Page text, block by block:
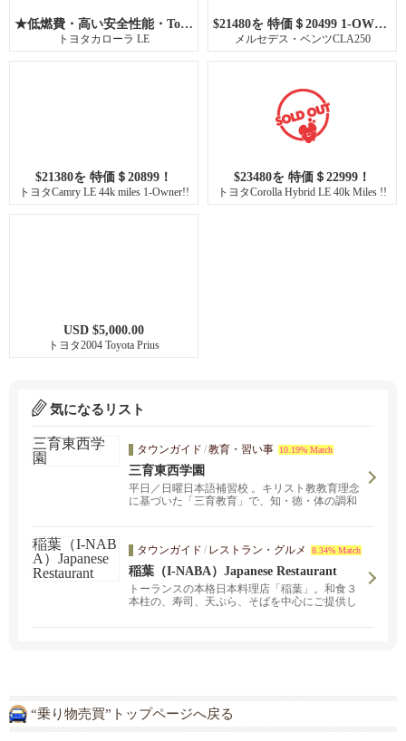
★低燃費・高い安全性能・Toyotaの信頼性を兼ね備えた2022年式Corolla★
トヨタカローラ LE
$21480を 特価＄20499 1-OWNER 31K !
メルセデス・ベンツCLA250
$21380を 特価＄20899！
トヨタCamry LE 44k miles 1-Owner!!
$23480を 特価＄22999！
トヨタCorolla Hybrid LE 40k Miles !!
USD $5,000.00
トヨタ2004 Toyota Prius
気になるリスト
タウンガイド /教育・習い事 10.19% Match
三育東西学園
平日／日曜日本語補習校 。キリスト教教育理念
に基づいた「三育教育」で、知・徳・体の調和
タウンガイド / レストラン・グルメ 8.34% Match
稲葉（I-NABA）Japanese Restaurant
トーランスの本格日本料理店「稲葉」。和食３
本柱の、寿司、天ぷら、そばを中心にご提供し
“乗り物売買”トップページへ戻る